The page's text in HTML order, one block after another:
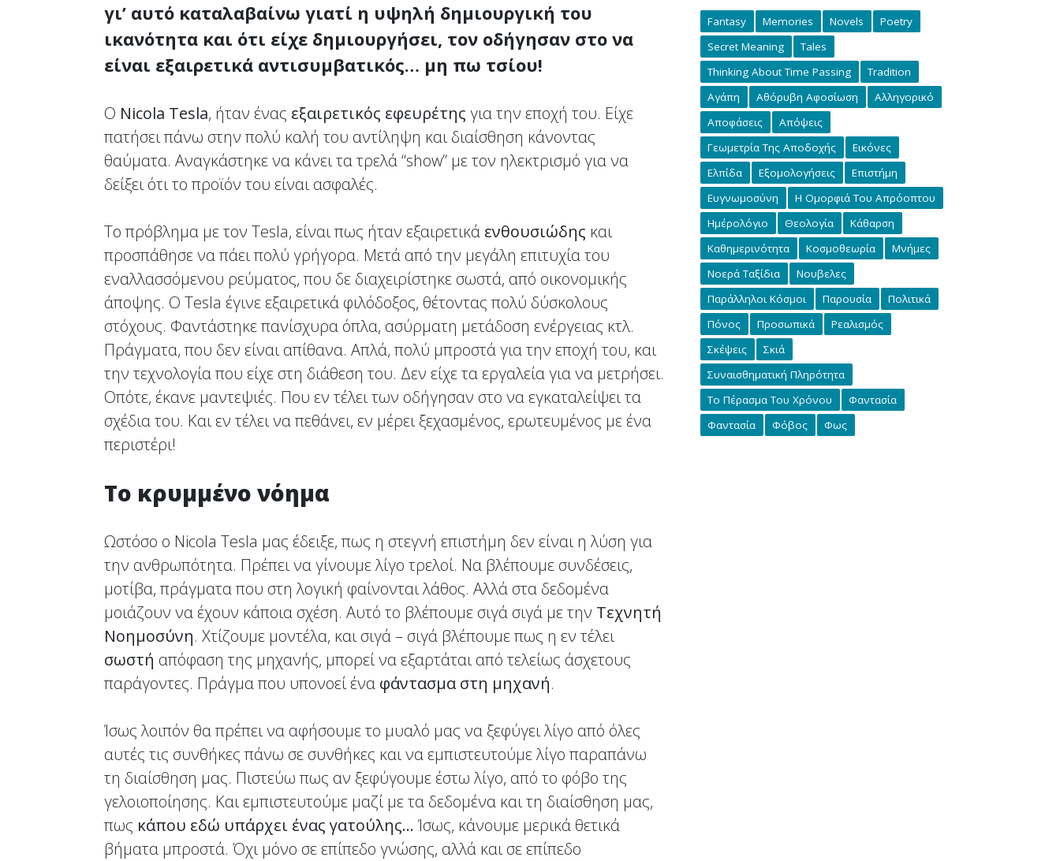
γι’ αυτό καταλαβαίνω γιατί η υψηλή δημιουργική του
ικανότητα και ότι είχε δημιουργήσει, τον οδήγησαν στο να
είναι εξαιρετικά αντισυμβατικός… μη πω τσίου!
Ο Nicola Tesla, ήταν ένας εξαιρετικός εφευρέτης για την εποχή του. Είχε
πατήσει πάνω στην πολύ καλή του αντίληψη και διαίσθηση κάνοντας
θαύματα. Αναγκάστηκε να κάνει τα τρελά “show” με τον ηλεκτρισμό για να
δείξει ότι το προϊόν του είναι ασφαλές.
Το πρόβλημα με τον Tesla, είναι πως ήταν εξαιρετικά ενθουσιώδης και
προσπάθησε να πάει πολύ γρήγορα. Μετά από την μεγάλη επιτυχία του
εναλλασσόμενου ρεύματος, που δε διαχειρίστηκε σωστά, από οικονομικής
άποψης. Ο Tesla έγινε εξαιρετικά φιλόδοξος, θέτοντας πολύ δύσκολους
στόχους. Φαντάστηκε πανίσχυρα όπλα, ασύρματη μετάδοση ενέργειας κτλ.
Πράγματα, που δεν είναι απίθανα. Απλά, πολύ μπροστά για την εποχή του, και
την τεχνολογία που είχε στη διάθεση του. Δεν είχε τα εργαλεία για να μετρήσει.
Οπότε, έκανε μαντεψιές. Που εν τέλει των οδήγησαν στο να εγκαταλείψει τα
σχέδια του. Και εν τέλει να πεθάνει, εν μέρει ξεχασμένος, ερωτευμένος με ένα
περιστέρι!
Το κρυμμένο νόημα
Ωστόσο ο Nicola Tesla μας έδειξε, πως η στεγνή επιστήμη δεν είναι η λύση για
την ανθρωπότητα. Πρέπει να γίνουμε λίγο τρελοί. Να βλέπουμε συνδέσεις,
μοτίβα, πράγματα που στη λογική φαίνονται λάθος. Αλλά στα δεδομένα
μοιάζουν να έχουν κάποια σχέση. Αυτό το βλέπουμε σιγά σιγά με την Τεχνητή
Νοημοσύνη. Χτίζουμε μοντέλα, και σιγά – σιγά βλέπουμε πως η εν τέλει
σωστή απόφαση της μηχανής, μπορεί να εξαρτάται από τελείως άσχετους
παράγοντες. Πράγμα που υπονοεί ένα φάντασμα στη μηχανή.
Ίσως λοιπόν θα πρέπει να αφήσουμε το μυαλό μας να ξεφύγει λίγο από όλες
αυτές τις συνθήκες πάνω σε συνθήκες και να εμπιστευτούμε λίγο παραπάνω
τη διαίσθηση μας. Πιστεύω πως αν ξεφύγουμε έστω λίγο, από το φόβο της
γελοιοποίησης. Και εμπιστευτούμε μαζί με τα δεδομένα και τη διαίσθηση μας,
πως κάπου εδώ υπάρχει ένας γατούλης… Ίσως, κάνουμε μερικά θετικά
βήματα μπροστά. Όχι μόνο σε επίπεδο γνώσης, αλλά και σε επίπεδο
Fantasy Memories Novels
Poetry
Secret Meaning
Tales
Thinking About Time Passing
Tradition
Αγάπη
Αθόρυβη Αφοσίωση
Αλληγορικό
Αποφάσεις
Απόψεις
Γεωμετρία Της Αποδοχής
Εικόνες
Ελπίδα
Εξομολογήσεις
Επιστήμη
Ευγνωμοσύνη
Η Ομορφιά Του Απρόοπτου
Ημέρολόγιο
Θεολογία
Κάθαρση
Καθημερινότητα
Κοσμοθεωρία
Μνήμες
Νοερά Ταξίδια
Νουβελες
Παράλληλοι Κόσμοι
Παρουσία
Πολιτικά
Πόνος
Προσωπικά
Ρεαλισμός
Σκέψεις
Σκιά
Συναισθηματική Πληρότητα
Το Πέρασμα Του Χρόνου
Φαντασία
Φαντασία
Φόβος Φως